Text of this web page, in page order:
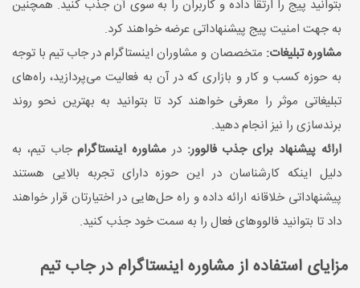
بتوانید پیج را ارتقا داده و کاربران را به سوی آن جذب کنید. همچنین
به جهت امنیت پیج پیشنهاداتی عرضه خواهند کرد.
مشاوره تبلیغات: متخصصان و مشاوران اینستاگرام در جاب تیم با توجه
به حوزه کسب و کار و بازاری که در آن به فعالیت می‌پردازید، راه‌های
تبلیغاتی موثر را معرفی خواهند کرد تا بتوانید به بهترین نحو روند
برندسازی را نیز انجام دهید.
ارائه پیشنهاد برای جذب فالوور: در مشاوره اینستاگرامجاب تیم، به
دلیل اینکه کارشناسان در این حوزه دارای تجربه بالایی هستند
پیشنهاداتی خلاقانه ارائه داده و راه حل‌هایی در اختیارتان قرار خواهند
داد تا بتوانید فالووهای فعال را به سمت خود جذب کنید.
مزایای استفاده از مشاوره اینستاگرام در جاب تیم